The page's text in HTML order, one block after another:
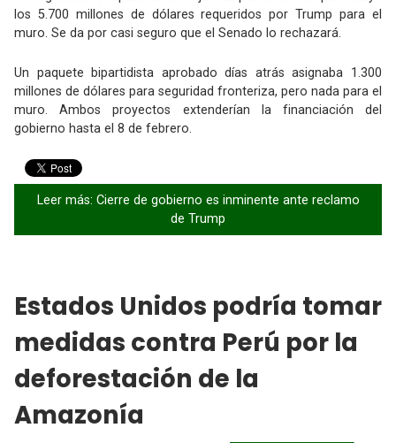
los 5.700 millones de dólares requeridos por Trump para el
muro. Se da por casi seguro que el Senado lo rechazará.
Un paquete bipartidista aprobado días atrás asignaba 1.300
millones de dólares para seguridad fronteriza, pero nada para el
muro. Ambos proyectos extenderían la financiación del
gobierno hasta el 8 de febrero.
Leer más: Cierre de gobierno es inminente ante reclamo
de Trump
Estados Unidos podría tomar
medidas contra Perú por la
deforestación de la
Amazonía